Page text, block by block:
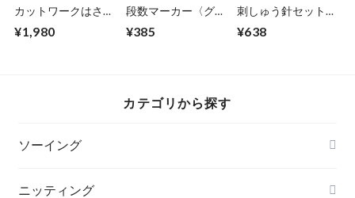
カットワークはさみ
416
¥1,980
段数マーカー〈グレ
¥385
刺しゅう針セット
451
¥638
カテゴリから探す
ソーイング
ニッティング